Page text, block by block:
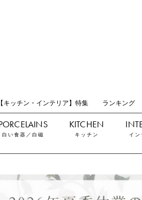
【キッチン・インテリア】特集 ランキング
白い食器／白磁 キッチン イン